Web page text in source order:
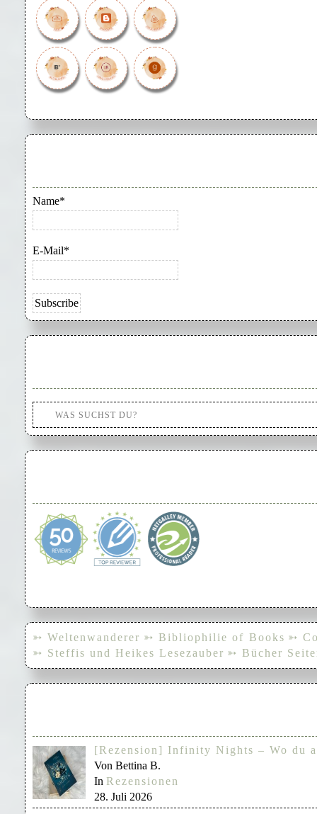
Name*
E-Mail*
➳ Weltenwanderer ➳ Bibliophilie of Books ➳
➳ Steffis und Heikes Lesezauber ➳ Bücher
[Rezension] Infinity Nights – Wo du
Von Bettina B.
In Rezensionen
28. Juli 2026